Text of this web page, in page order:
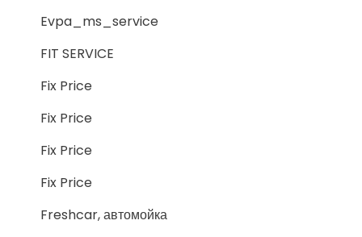
Evpa_ms_service
FIT SERVICE
Fix Price
Fix Price
Fix Price
Fix Price
Freshcar, автомойка